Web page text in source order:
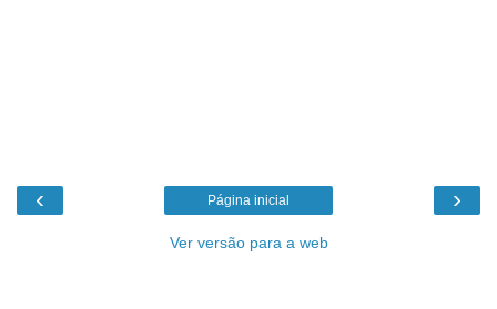
‹ ›
Página inicial
Ver versão para a web